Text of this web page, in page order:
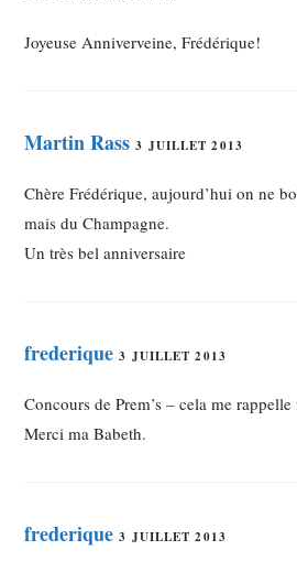
Joyeuse Anniverveine, Frédérique!
Martin Rass 3 JUILLET 2013
Chère Frédérique, aujourd’hui on ne
mais du Champagne.
Un très bel anniversaire
frederique 3 JUILLET 2013
Concours de Prem’s – cela me
Merci ma Babeth.
frederique 3 JUILLET 2013